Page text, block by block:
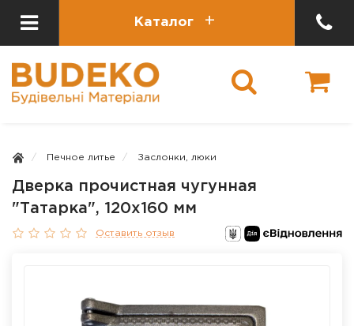
Каталог
Печное литье Заслонки, люки
Дверка прочистная чугунная
"Татарка", 120х160 мм
Оставить отзыв